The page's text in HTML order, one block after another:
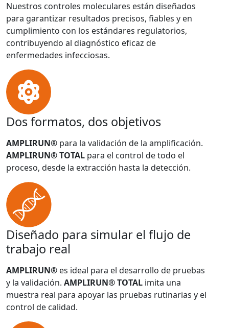
Nuestros controles moleculares están diseñados
para garantizar resultados precisos, fiables y en
cumplimiento con los estándares regulatorios,
contribuyendo al diagnóstico eficaz de
enfermedades infecciosas.
Dos formatos, dos objetivos
AMPLIRUN® para la validación de la amplificación.
AMPLIRUN® TOTAL para el control de todo el
proceso, desde la extracción hasta la detección.
Diseñado para simular el flujo de
trabajo real
AMPLIRUN® es ideal para el desarrollo de pruebas
y la validación. AMPLIRUN® TOTAL imita una
muestra real para apoyar las pruebas rutinarias y el
control de calidad.